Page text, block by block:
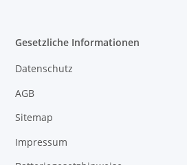
Gesetzliche Informationen
Datenschutz
AGB
Sitemap
Impressum